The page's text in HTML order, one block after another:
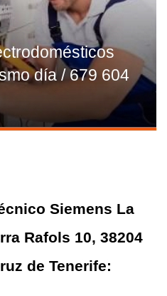
día / 679 604
Siemens La
Rafols 10, 38204
de Tenerife: